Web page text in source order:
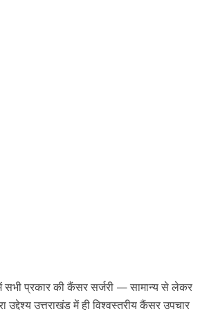
प्रकार की कैंसर सर्जरी — सामान्य से लेकर
उद्देश्य उत्तराखंड में ही विश्वस्तरीय कैंसर उपचार